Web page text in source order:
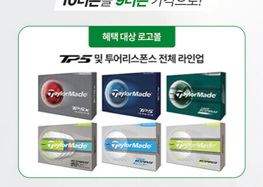
우드 유틸 아이언 웨지 퍼터
[마제스티]
[마제스티코리아정품] 21년 마루망
[핑]
증정 삼양인터내셔날정품 핑 G440